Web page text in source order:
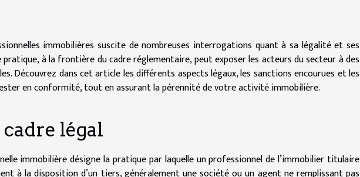
immobilières suscite de nombreuses interrogations quant à sa légalité et ses
pratique, à la frontière du cadre réglementaire, peut exposer les acteurs du secteur à des
Découvrez dans cet article les différents aspects légaux, les sanctions encourues et les
en conformité, tout en assurant la pérennité de votre activité immobilière.
légal
immobilière désigne la pratique par laquelle un professionnel de l’immobilier titulaire
à la disposition d’un tiers, généralement une société ou un agent ne remplissant pas